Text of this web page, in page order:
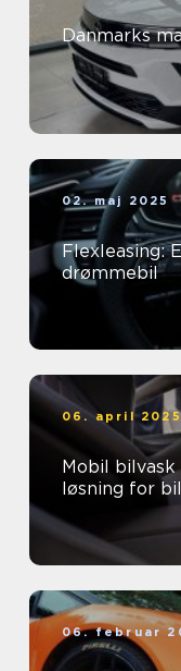
Danmarks
02. maj 2025
Flexleasing:
drømmebil
06. april 2025
Mobil bilvask
løsning for
06. februar